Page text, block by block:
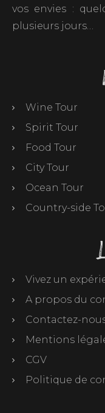
vos envies :
plusieurs jours…
Wine Tour
Spirit Tour
Food Tour
City Tour
Ocean Tour
Country-side
Vivez un
A propos du
Contactez-
Mentions
CGV
Politique de